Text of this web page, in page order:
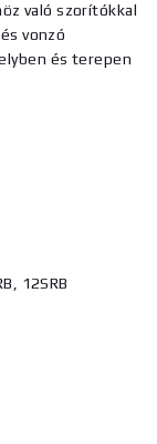
való szorítókkal
vonzó
és terepen
12SRB